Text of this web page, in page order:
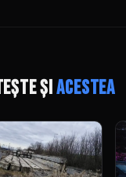
șiacestea